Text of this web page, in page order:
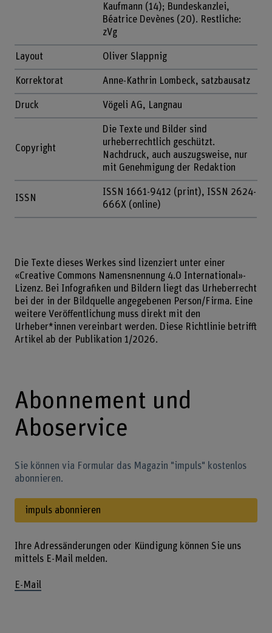
Kaufmann (14); Bundeskanzlei,
Béatrice Devènes (20). Restliche:
zVg
Layout Oliver Slappnig
Korrektorat Anne-Kathrin Lombeck, satzbausatz
Druck Vögeli AG, Langnau
Copyright
Die Texte und Bilder sind
urheberrechtlich geschützt.
Nachdruck, auch auszugsweise, nur
mit Genehmigung der Redaktion
ISSN
ISSN 1661-9412 (print), ISSN 2624-
666X (online)
Die Texte dieses Werkes sind lizenziert unter einer
«Creative Commons Namensnennung 4.0 International»-
Lizenz. Bei Infografiken und Bildern liegt das Urheberrecht
bei der in der Bildquelle angegebenen Person/Firma. Eine
weitere Veröffentlichung muss direkt mit den
Urheber*innen vereinbart werden. Diese Richtlinie betrifft
Artikel ab der Publikation 1/2026.
Abonnement und
Aboservice
Sie können via Formular das Magazin "impuls" kostenlos
abonnieren.
impuls abonnieren
Ihre Adressänderungen oder Kündigung können Sie uns
mittels E-Mail melden.
E-Mail